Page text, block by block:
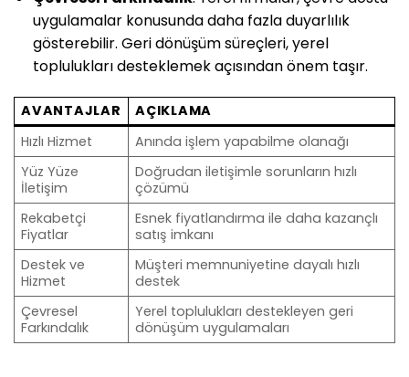
uygulamalar konusunda daha fazla duyarlılık
gösterebilir. Geri dönüşüm süreçleri, yerel
toplulukları desteklemek açısından önem taşır.
AVANTAJLAR
AÇIKLAMA
Hızlı Hizmet
Anında işlem yapabilme olanağı
Yüz Yüze
İletişim
Doğrudan iletişimle sorunların hızlı
çözümü
Rekabetçi
Fiyatlar
Esnek fiyatlandırma ile daha kazançlı
satış imkanı
Destek ve
Hizmet
Müşteri memnuniyetine dayalı hızlı
destek
Çevresel
Farkındalık
Yerel toplulukları destekleyen geri
dönüşüm uygulamaları